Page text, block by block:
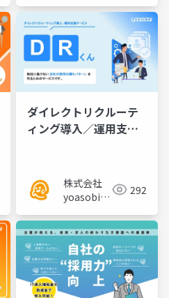
ダイレクトリクルーテ
ィング導入／運用支援
株式会社
yoasobi／
様
292